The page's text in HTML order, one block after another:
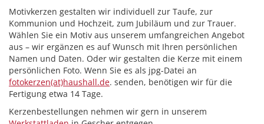
Motivkerzen gestalten wir individuell zur Taufe, zur
Kommunion und Hochzeit, zum Jubiläum und zur Trauer.
Wählen Sie ein Motiv aus unserem umfangreichen Angebot
aus – wir ergänzen es auf Wunsch mit Ihren persönlichen
Namen und Daten. Oder wir gestalten die Kerze mit einem
persönlichen Foto. Wenn Sie es als jpg-Datei an
fotokerzen(at)haushall.de. senden, benötigen wir für die
Fertigung etwa 14 Tage.
Kerzenbestellungen nehmen wir gern in unserem